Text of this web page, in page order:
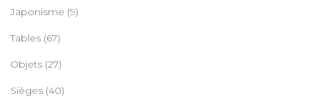
Japonisme (9)
Tables (67)
Objets (27)
Sièges (40)